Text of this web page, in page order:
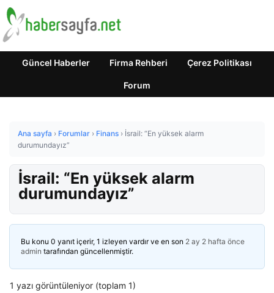
Güncel Haberler Firma Rehberi Çerez Politikası
Forum
Ana sayfa › Forumlar › Finans › İsrail: “En yüksek alarm
durumundayız”
İsrail: “En yüksek alarm
durumundayız”
Bu konu 0 yanıt içerir, 1 izleyen vardır ve en son 2 ay 2 hafta önce
admin tarafından güncellenmiştir.
1 yazı görüntüleniyor (toplam 1)